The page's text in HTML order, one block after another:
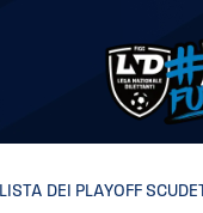
DEI PLAYOFF